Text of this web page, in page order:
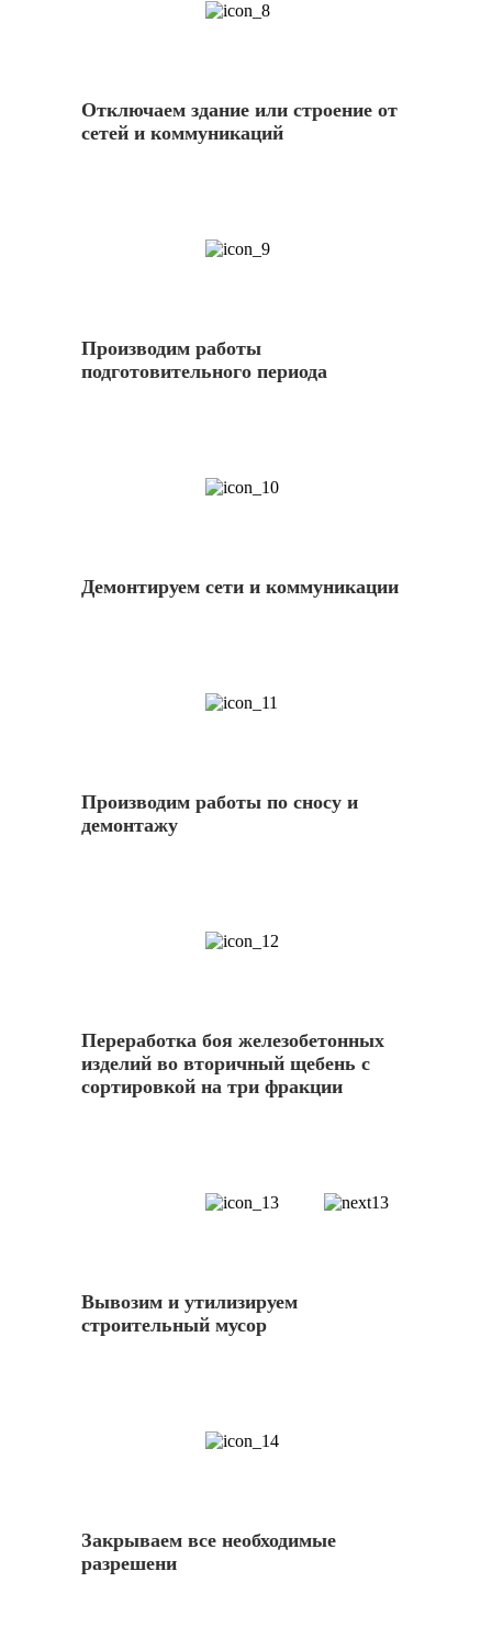
Отключаем здание или строение от
сетей и коммуникаций
Производим работы
подготовительного периода
Демонтируем сети и коммуникации
Производим работы по сносу и
демонтажу
Переработка боя железобетонных
изделий во вторичный щебень с
сортировкой на три фракции
Вывозим и утилизируем
строительный мусор
Закрываем все необходимые
разрешени